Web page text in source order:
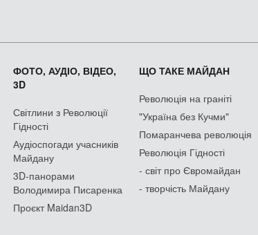
ФОТО, АУДІО, ВІДЕО,
3D
Світлини з Революції
Гідності
Аудіоспогади учасників
Майдану
3D-панорами
Володимира Писаренка
Проєкт Maidan3D
ЩО ТАКЕ МАЙДАН
Революція на граніті
"Україна без Кучми"
Помаранчева революція
Революція Гідності
- світ про Євромайдан
- творчість Майдану